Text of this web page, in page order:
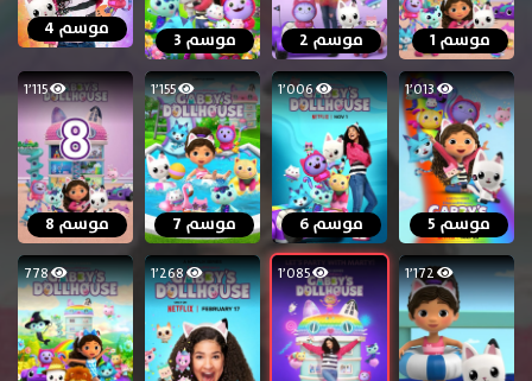
موسم 1 موسم 2 موسم 3 موسم 4
1٬013
موسم 5
1٬006
موسم 6
1٬155
موسم 7
1٬115
موسم 8
1٬172 1٬085 1٬268 778